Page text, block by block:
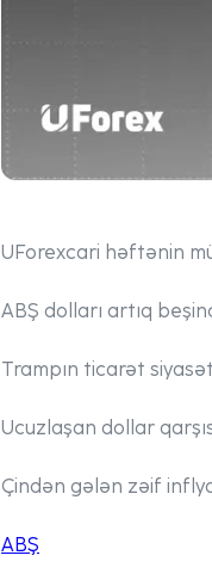
UForexcari həftənin
ABŞ dolları artıq
Trampın ticarət
Ucuzlaşan dollar
Çindən gələn zəif
ABŞ